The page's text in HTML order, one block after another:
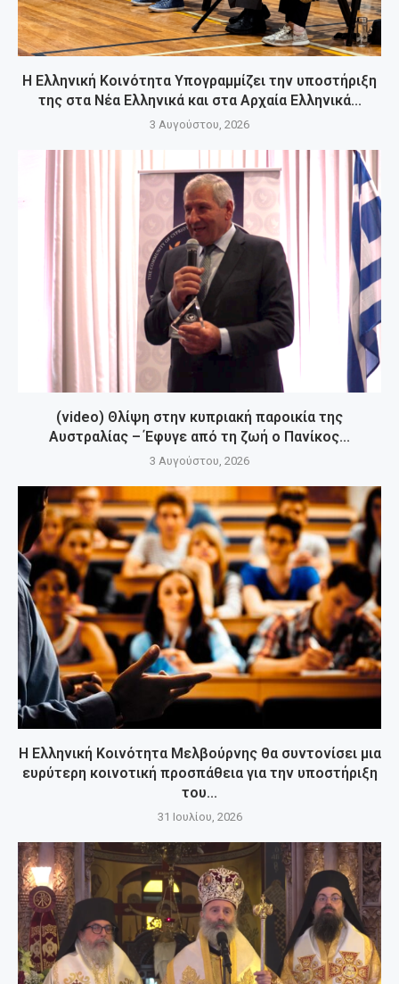
Η Ελληνική Κοινότητα Υπογραμμίζει την υποστήριξη
της στα Νέα Ελληνικά και στα Αρχαία Ελληνικά...
3 Αυγούστου, 2026
(video) Θλίψη στην κυπριακή παροικία της
Αυστραλίας – Έφυγε από τη ζωή ο Πανίκος...
3 Αυγούστου, 2026
Η Ελληνική Κοινότητα Μελβούρνης θα συντονίσει μια
ευρύτερη κοινοτική προσπάθεια για την υποστήριξη
του...
31 Ιουλίου, 2026